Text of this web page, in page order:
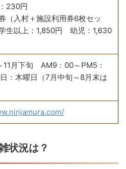
230円
（入村＋施設利用券6枚セッ
生以上：1,850円 幼児：1,630
11月下旬 AM9：00～PM5：
：木曜日（7月中旬～8月末は
状況は？